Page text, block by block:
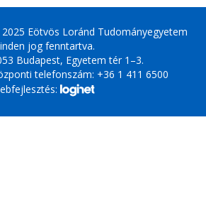
Eötvös Loránd Tudományegyetem
jog fenntartva.
Budapest, Egyetem tér 1–3.
telefonszám: +36 1 411 6500